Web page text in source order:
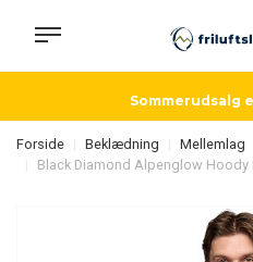
Sommerudsalg
Forside Beklædning Mellemlag
Black Diamond Alpenglow Hoody